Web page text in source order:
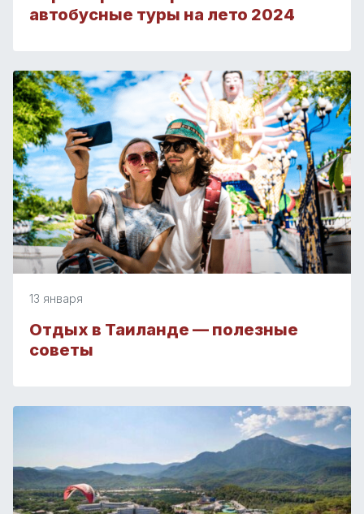
автобусные туры на лето 2024
13 января
Отдых в Таиланде — полезные
советы